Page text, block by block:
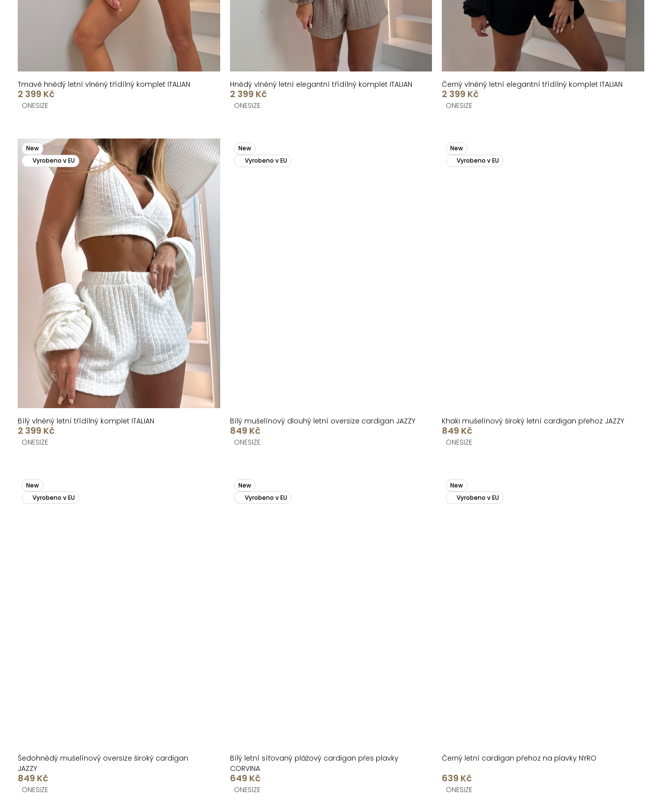
Tmavě hnědý letní vlněný třídílný komplet ITALIAN
2 399 Kč
ONESIZE
Hnědý vlněný letní elegantní třídílný komplet ITALIAN
2 399 Kč
ONESIZE
Černý vlněný letní elegantní třídílný komplet ITALIAN
2 399 Kč
ONESIZE
New
Vyrobeno v EU
Bílý vlněný letní třídílný komplet ITALIAN
2 399 Kč
ONESIZE
New
Vyrobeno v EU
Bílý mušelínový dlouhý letní oversize cardigan JAZZY
849 Kč
ONESIZE
New
Vyrobeno v EU
Khaki mušelínový široký letní cardigan přehoz JAZZY
849 Kč
ONESIZE
New
Vyrobeno v EU
Šedohnědý mušelínový oversize široký cardigan
JAZZY
849 Kč
ONESIZE
New
Vyrobeno v EU
Bílý letní síťovaný plážový cardigan přes plavky
CORVINA
649 Kč
ONESIZE
New
Vyrobeno v EU
Černý letní cardigan přehoz na plavky NYRO
639 Kč
ONESIZE